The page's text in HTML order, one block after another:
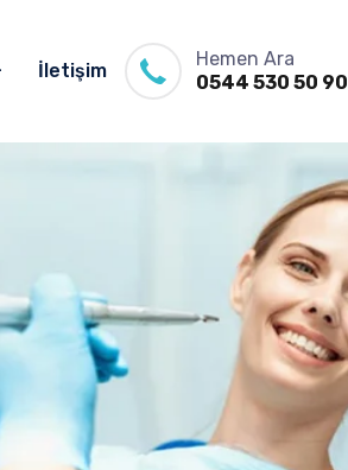
İletişim
Hemen Ara
0544 530 50 90